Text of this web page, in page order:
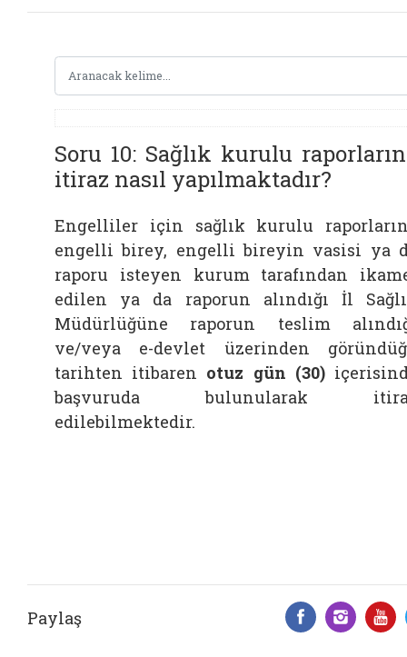
Soru 10: Sağlık kurulu
itiraz nasıl yapılmaktadır?
Engelliler için sağlık kurulu
engelli birey, engelli bireyin vasisi ya
raporu isteyen kurum tarafından
edilen ya da raporun alındığı İl
Müdürlüğüne raporun teslim
ve/veya e-devlet üzerinden
tarihten itibaren otuz gün (30)
başvuruda bulunularak
edilebilmektedir.
Paylaş